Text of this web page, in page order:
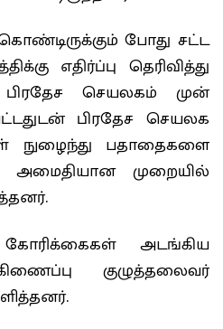
போது சட்ட
எதிர்ப்பு தெரிவித்து
செயலகம் முன்
பிரதேச செயலக
நுழைந்து பதாதைகளை
அமைதியான முறையில்
அடங்கிய
குழுத்தலைவர்